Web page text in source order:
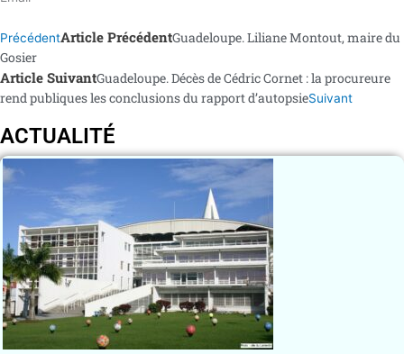
PrécédentArticle PrécédentGuadeloupe. Liliane Montout, maire du
Gosier
Article SuivantGuadeloupe. Décès de Cédric Cornet : la procureure
rend publiques les conclusions du rapport d’autopsieSuivant
ACTUALITÉ